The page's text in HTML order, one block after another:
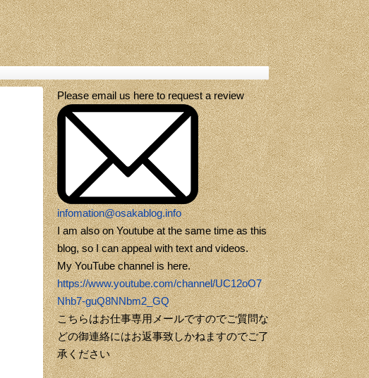
Please email us here to request a review
infomation@osakablog.info
I am also on Youtube at the same time as this
blog, so I can appeal with text and videos.
My YouTube channel is here.
https://www.youtube.com/channel/UC12oO7
Nhb7-guQ8NNbm2_GQ
こちらはお仕事専用メールですのでご質問な
どの御連絡にはお返事致しかねますのでご了
承ください